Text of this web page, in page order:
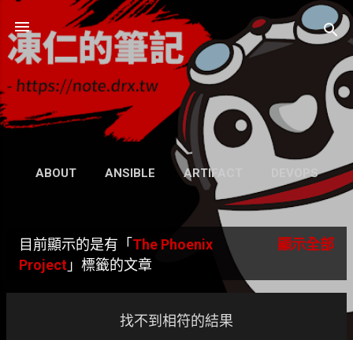
跳到主要內容
凍仁的筆記
- https://note.drx.tw
網頁
ABOUT ANSIBLE ARTIFACT DEVOPS
WIKI 更多…
GRAVATAR
發
表
目前顯示的是有「The Phoenix
Project 」標籤的文章
顯示全部
找不到相符的結果